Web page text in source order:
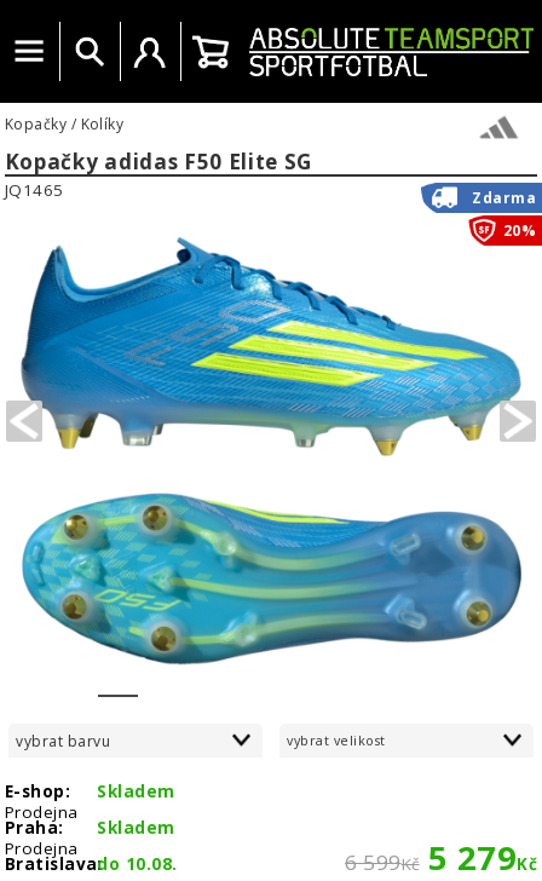
Menu Vyhledat Uživatelský účet
Košík
Kopačky / Kolíky
Kopačky adidas F50 Elite SG
PREVIOUS
JQ1465
Zdarma
20%
vybrat barvu vybrat velikost
E-shop:
Skladem
Prodejna
Praha:
Skladem
Prodejna
Bratislava:do 10.08. 6 599Kč 5 279Kč